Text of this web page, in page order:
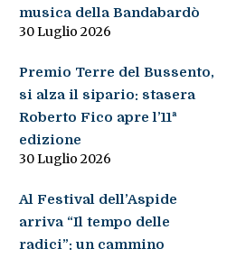
musica della Bandabardò
30 Luglio 2026
Premio Terre del Bussento,
si alza il sipario: stasera
Roberto Fico apre l’11ª
edizione
30 Luglio 2026
Al Festival dell’Aspide
arriva “Il tempo delle
radici”: un cammino